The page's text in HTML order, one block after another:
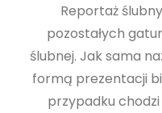
Reportaż
pozostałych
ślubnej. Jak sama
formą prezentacji
przypadku